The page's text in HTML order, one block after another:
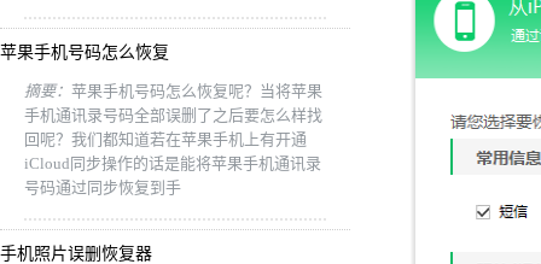
苹果手机号码怎么恢复
摘要： 苹果手机号码怎么恢复呢？当将苹果
手机通讯录号码全部误删了之后要怎么样找
回呢？我们都知道若在苹果手机上有开通
iCloud同步操作的话是能将苹果手机通讯录
号码通过同步恢复到手
手机照片误删恢复器